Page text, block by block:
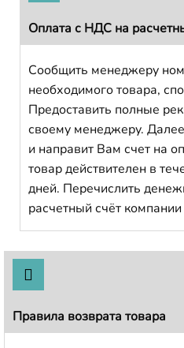
Оплата с НДС на
Сообщить менеджеру
необходимого товара,
Предоставить полные
своему менеджеру.
и направит Вам счет на
товар действителен в
дней. Перечислить
расчетный счёт
Правила возврата товара